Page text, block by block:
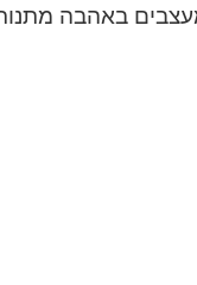
באהבה מתנות